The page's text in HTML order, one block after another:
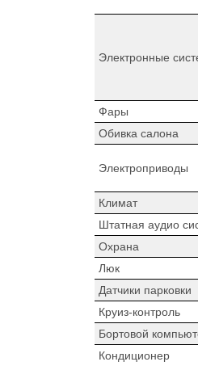
Электронные
Фары
Обивка салона
Электроприводы
Климат
Штатная аудио
Охрана
Люк
Датчики парковки
Круиз-контроль
Бортовой
Кондиционер